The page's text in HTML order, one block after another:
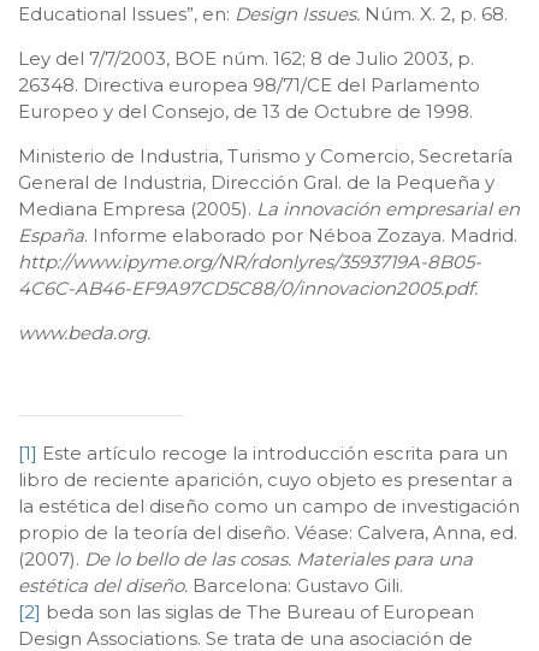
Educational Issues”, en: Design Issues. Núm. X. 2, p. 68.
Ley del 7/7/2003, BOE núm. 162; 8 de Julio 2003, p.
26348. Directiva europea 98/71/CE del Parlamento
Europeo y del Consejo, de 13 de Octubre de 1998.
Ministerio de Industria, Turismo y Comercio, Secretaría
General de Industria, Dirección Gral. de la Pequeña y
Mediana Empresa (2005). La innovación empresarial en
España. Informe elaborado por Néboa Zozaya. Madrid.
http://www.ipyme.org/NR/rdonlyres/3593719A-8B05-
4C6C-AB46-EF9A97CD5C88/0/innovacion2005.pdf.
www.beda.org.
[1] Este artículo recoge la introducción escrita para un
libro de reciente aparición, cuyo objeto es presentar a
la estética del diseño como un campo de investigación
propio de la teoría del diseño. Véase: Calvera, Anna, ed.
(2007). De lo bello de las cosas. Materiales para una
estética del diseño. Barcelona: Gustavo Gili.
[2] beda son las siglas de The Bureau of European
Design Associations. Se trata de una asociación de